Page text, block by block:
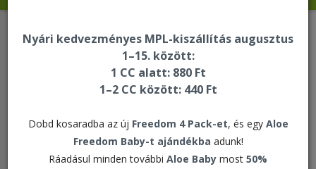
Nyári kedvezményes MPL-kiszállítás augusztus
1–15. között:
1 CC alatt: 880 Ft
1–2 CC között: 440 Ft
Dobd kosaradba az új Freedom 4 Pack-et, és egy Aloe
Freedom Baby-t ajándékba adunk!
Ráadásul minden további Aloe Baby most 50%
Étrend-kiegészítők Forever Arctic Sea